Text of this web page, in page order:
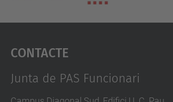
Contacte
Junta de PAS Funcionari